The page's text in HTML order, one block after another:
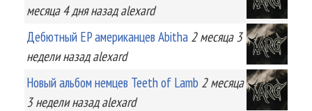
месяца 4 дняназад alexard
Дебютный EP американцев Abitha 2 месяца 3
неделиназад alexard
Новый альбом немцев Teeth of Lamb 2 месяца
3 неделиназад alexard